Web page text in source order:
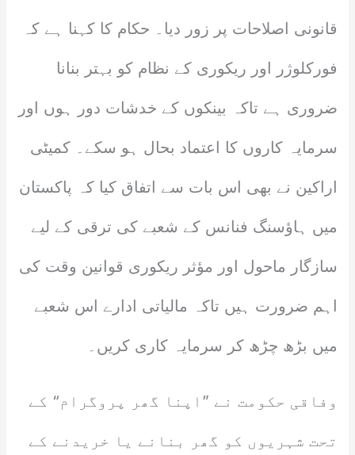
قانونی اصلاحات پر زور دیا۔ حکام کا کہنا ہے کہ
فورکلوژر اور ریکوری کے نظام کو بہتر بنانا
ضروری ہے تاکہ بینکوں کے خدشات دور ہوں اور
سرمایہ کاروں کا اعتماد بحال ہو سکے۔ کمیٹی
اراکین نے بھی اس بات سے اتفاق کیا کہ پاکستان
میں ہاؤسنگ فنانس کے شعبے کی ترقی کے لیے
سازگار ماحول اور مؤثر ریکوری قوانین وقت کی
اہم ضرورت ہیں تاکہ مالیاتی ادارے اس شعبے
میں بڑھ چڑھ کر سرمایہ کاری کریں۔
وفاقی حکومت نے ”اپنا گھر پروگرام“ کے
تحت شہریوں کو گھر بنانے یا خریدنے کے